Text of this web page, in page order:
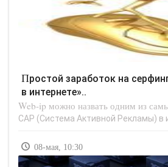
Простой заработок на серфинге. - «Заработок
в интернете»..
Web-ip можно назвать одним из
САР (Система Активной Рекламы) в
08-мая, 10:30